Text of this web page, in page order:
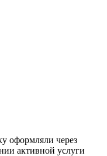
оформляли через
активной услуги